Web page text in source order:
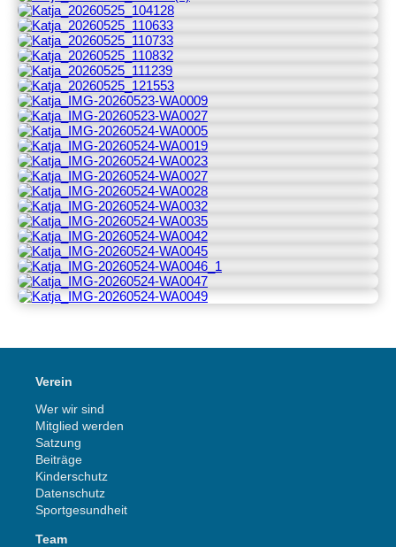
Verein
Wer wir sind
Mitglied werden
Satzung
Beiträge
Kinderschutz
Datenschutz
Sportgesundheit
Team